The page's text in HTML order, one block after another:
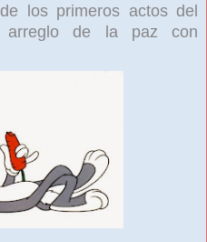
los primeros actos del
arreglo de la paz con